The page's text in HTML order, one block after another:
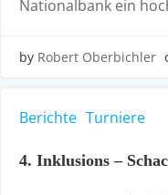
Nationalbank ein
by Robert Oberbichler
Berichte Turniere
4. Inklusions –